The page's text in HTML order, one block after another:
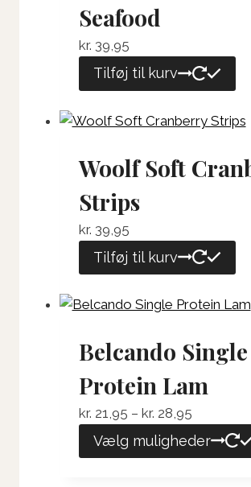
Seafood
kr. 39,95
Tilføj til kurv
Woolf Soft
Strips
kr. 39,95
Tilføj til kurv
Belcando Single
Protein Lam
kr. 21,95 – kr. 28,95
kr. 21,95
til
Vælg muligheder